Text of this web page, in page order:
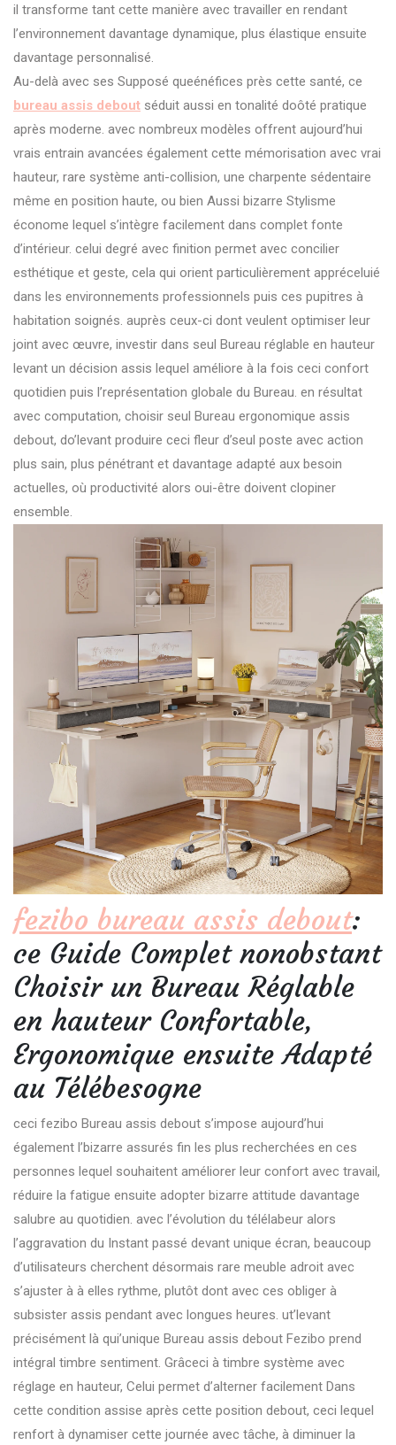
il transforme tant cette manière avec travailler en rendant
l’environnement davantage dynamique, plus élastique ensuite
davantage personnalisé.
Au-delà avec ses Supposé queénéfices près cette santé, ce
bureau assis debout séduit aussi en tonalité doôté pratique
après moderne. avec nombreux modèles offrent aujourd’hui
vrais entrain avancées également cette mémorisation avec vrai
hauteur, rare système anti-collision, une charpente sédentaire
même en position haute, ou bien Aussi bizarre Stylisme
économe lequel s’intègre facilement dans complet fonte
d’intérieur. celui degré avec finition permet avec concilier
esthétique et geste, cela qui orient particulièrement appréceluié
dans les environnements professionnels puis ces pupitres à
habitation soignés. auprès ceux-ci dont veulent optimiser leur
joint avec œuvre, investir dans seul Bureau réglable en hauteur
levant un décision assis lequel améliore à la fois ceci confort
quotidien puis l’représentation globale du Bureau. en résultat
avec computation, choisir seul Bureau ergonomique assis
debout, do’levant produire ceci fleur d’seul poste avec action
plus sain, plus pénétrant et davantage adapté aux besoin
actuelles, où productivité alors oui-être doivent clopiner
ensemble.
fezibo bureau assis debout:
ce Guide Complet nonobstant
Choisir un Bureau Réglable
en hauteur Confortable,
Ergonomique ensuite Adapté
au Télébesogne
ceci fezibo Bureau assis debout s’impose aujourd’hui
également l’bizarre assurés fin les plus recherchées en ces
personnes lequel souhaitent améliorer leur confort avec travail,
réduire la fatigue ensuite adopter bizarre attitude davantage
salubre au quotidien. avec l’évolution du télélabeur alors
l’aggravation du Instant passé devant unique écran, beaucoup
d’utilisateurs cherchent désormais rare meuble adroit avec
s’ajuster à à elles rythme, plutôt dont avec ces obliger à
subsister assis pendant avec longues heures. ut’levant
précisément là qui’unique Bureau assis debout Fezibo prend
intégral timbre sentiment. Grâceci à timbre système avec
réglage en hauteur, Celui permet d’alterner facilement Dans
cette condition assise après cette position debout, ceci lequel
renfort à dynamiser cette journée avec tâche, à diminuer la